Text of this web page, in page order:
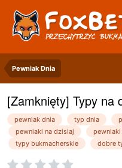
Pewniak Dnia
[Zamknięty] Typy na
pewniak dnia typ dnia
pewniaki na dzisiaj
typy bukmacherskie
dobre